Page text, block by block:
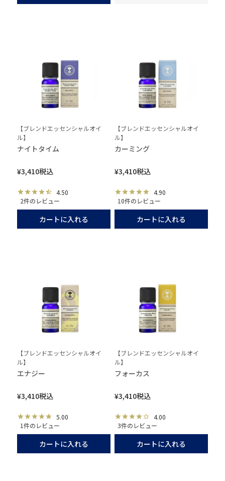
【ブレンドエッセンシャルオイ
ル】
ナイトタイム
¥3,410税込
4.50
2件のレビュー
カートに入れる
【ブレンドエッセンシャルオイ
ル】
カーミング
¥3,410税込
4.90
10件のレビュー
カートに入れる
【ブレンドエッセンシャルオイ
ル】
エナジー
¥3,410税込
5.00
1件のレビュー
カートに入れる
【ブレンドエッセンシャルオイ
ル】
フォーカス
¥3,410税込
4.00
3件のレビュー
カートに入れる